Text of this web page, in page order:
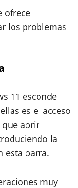
ofrece
los problemas
11 esconde
es el acceso
que abrir
la
esta barra.
muy